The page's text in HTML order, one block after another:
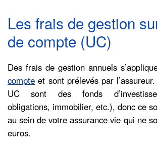
Les frais de gestion
de compte (UC)
Des frais de gestion annuels
compte et sont prélevés par
UC sont des fonds
obligations, immobilier, etc.), donc ce
au sein de votre assurance vie qui ne
euros.